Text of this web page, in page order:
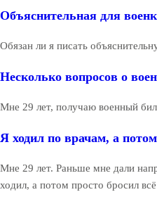
Объяснительная для
Обязан ли я писать
Несколько вопросов о
Мне 29 лет, получаю военный
Я ходил по врачам, а
Мне 29 лет. Раньше мне дали
ходил, а потом просто бросил всё